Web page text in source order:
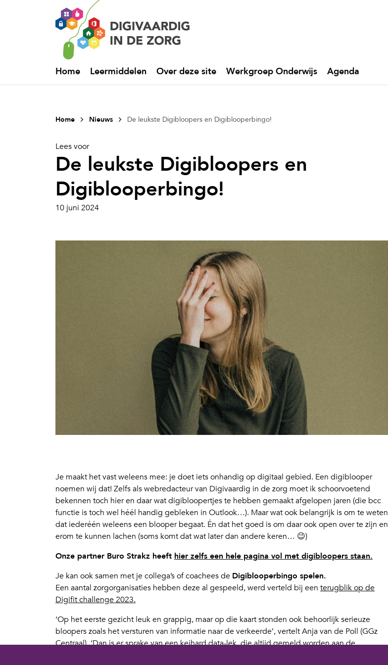
Home Leermiddelen Over deze site Werkgroep Onderwijs Agenda
Home Nieuws De leukste Digibloopers en Digiblooperbingo!
Lees voor
De leukste Digibloopers en
Digiblooperbingo!
10 juni 2024
Je maakt het vast weleens mee: je doet iets onhandig op digitaal gebied. Een digiblooper
noemen wij dat! Zelfs als webredacteur van Digivaardig in de zorg moet ik schoorvoetend
bekennen toch hier en daar wat digibloopertjes te hebben gemaakt afgelopen jaren (die bcc
functie is toch wel héél handig gebleken in Outlook…). Maar wat ook belangrijk is om te weten
dat iederéén weleens een blooper begaat. Én dat het goed is om daar ook open over te zijn en
erom te kunnen lachen (soms komt dat wat later dan andere keren… 😉)
Onze partner Buro Strakz heeft hier zelfs een hele pagina vol met digibloopers staan.
Je kan ook samen met je collega’s of coachees de Digiblooperbingo spelen.
Een aantal zorgorganisaties hebben deze al gespeeld, werd verteld bij een terugblik op de
Digifit challenge 2023.
‘Op het eerste gezicht leuk en grappig, maar op die kaart stonden ook behoorlijk serieuze
bloopers zoals het versturen van informatie naar de verkeerde’, vertelt Anja van de Poll (GGz
Centraal). ‘Dan is er sprake van een keihard data-lek, die altijd gemeld worden aan de